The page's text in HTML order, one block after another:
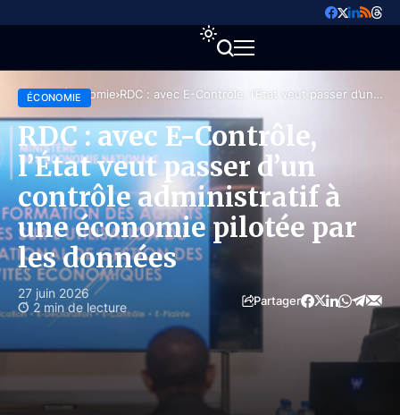
Accueil Économie RDC : avec E-Contrôle, l’État veut passer d’un
les données
ÉCONOMIE
RDC : avec E-Contrôle,
l’État veut passer d’un
contrôle administratif à
une économie pilotée par
les données
27 juin 2026
2 min de lecture
Partager